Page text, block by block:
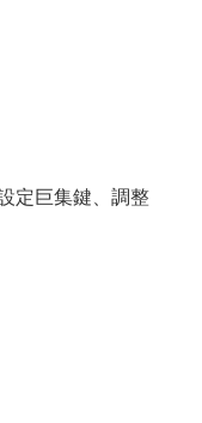
定巨集鍵、調整